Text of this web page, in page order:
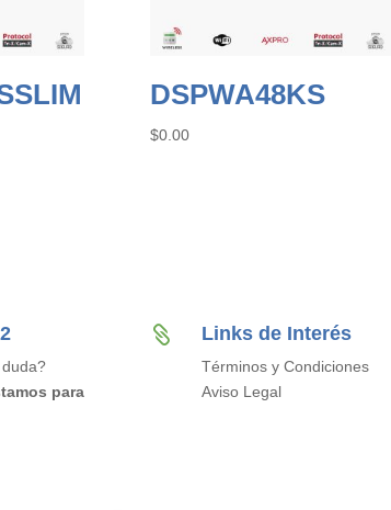
DSPWA48KS
$0.00
para
 Links de Interés
Términos y Condiciones
Aviso Legal